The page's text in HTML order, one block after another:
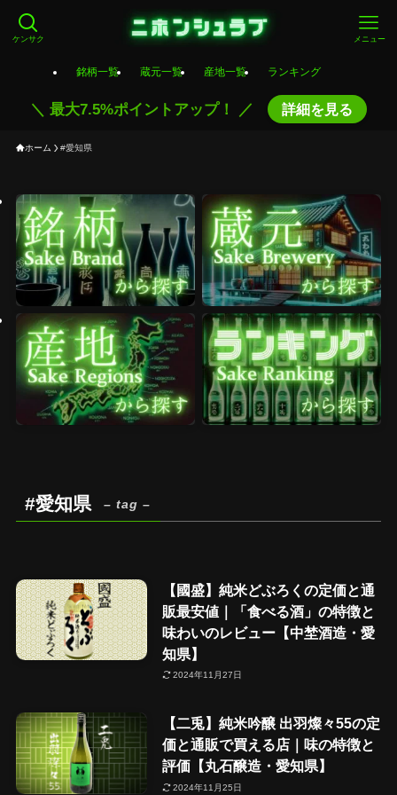
ケンサク メニュー
銘柄一覧 蔵元一覧 産地一覧 ランキング
＼ 最大7.5%ポイントアップ！ ／ 詳細を見る
ホーム #愛知県
#愛知県 – tag –
【國盛】純米どぶろくの定価と通
販最安値｜「食べる酒」の特徴と
味わいのレビュー【中埜酒造・愛
知県】
2024年11月27日
【二兎】純米吟醸 出羽燦々55の定
価と通販で買える店｜味の特徴と
評価【丸石醸造・愛知県】
2024年11月25日